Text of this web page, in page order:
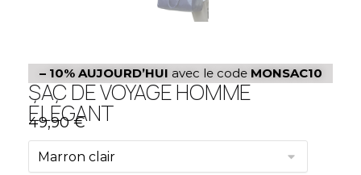
– 10% AUJOURD’HUI avec le code MONSAC10
SAC DE VOYAGE HOMME
ÉLÉGANT
49,90€